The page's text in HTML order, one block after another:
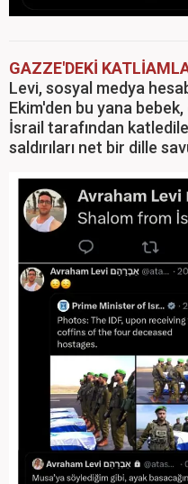
GAZZE'DEKİ
Levi, sosyal medya
Ekim'den bu yana
İsrail tarafından
saldırıları net bir dille